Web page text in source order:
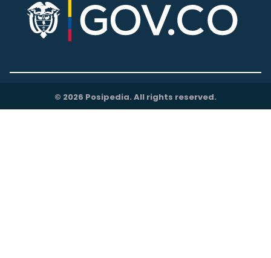
© 2026 Posipedia. All rights reserved.